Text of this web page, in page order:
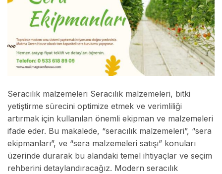
Seracılık malzemeleri Seracılık malzemeleri, bitki
yetiştirme sürecini optimize etmek ve verimliliği
artırmak için kullanılan önemli ekipman ve malzemeleri
ifade eder. Bu makalede, “seracılık malzemeleri”, “sera
ekipmanları”, ve “sera malzemeleri satışı” konuları
üzerinde durarak bu alandaki temel ihtiyaçlar ve seçim
rehberini detaylandıracağız. Modern seracılık